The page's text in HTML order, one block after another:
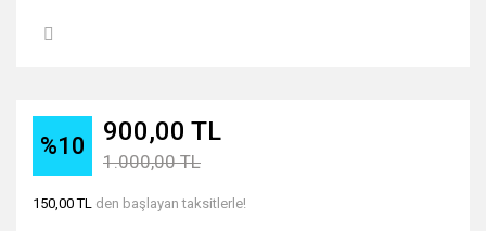
%10 900,00 TL
1.000,00 TL
150,00 TL den başlayan taksitlerle!